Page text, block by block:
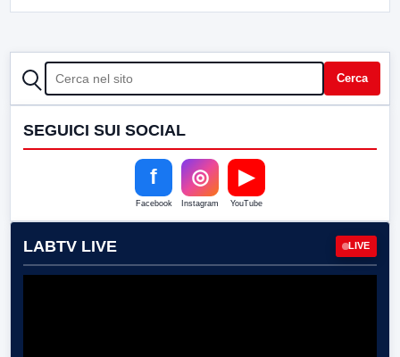
CERCA Cerca
SEGUICI SUI SOCIAL
f
Facebook
◎
Instagram
▶
YouTube
LABTV LIVE LIVE